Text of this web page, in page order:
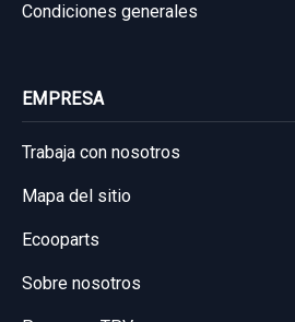
Condiciones generales
EMPRESA
Trabaja con nosotros
Mapa del sitio
Ecooparts
Sobre nosotros